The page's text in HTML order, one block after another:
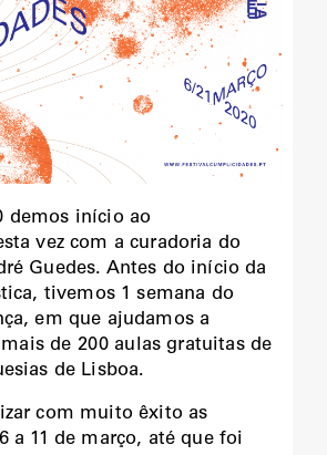
demos início ao
vez com a curadoria do
Guedes. Antes do início da
tivemos 1 semana do
em que ajudamos a
de 200 aulas gratuitas de
de Lisboa.
com muito êxito as
a 11 de março, até que foi